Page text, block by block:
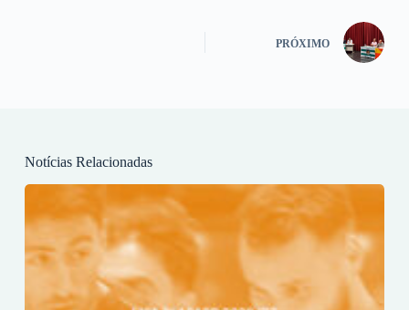
PRÓXIMO
Notícias Relacionadas